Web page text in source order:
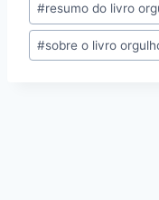
#resumo do livro
#sobre o livro